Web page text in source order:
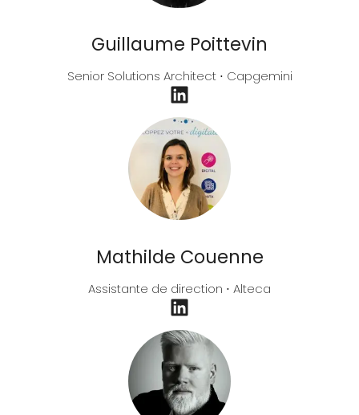
Guillaume Poittevin
Senior Solutions Architect ⋅ Capgemini
Mathilde Couenne
Assistante de direction ⋅ Alteca